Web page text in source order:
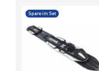
Spare im Set